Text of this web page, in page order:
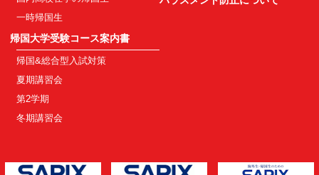
一時帰国生
帰国大学受験コース案内書
帰国&総合型入試対策
夏期講習会
第2学期
冬期講習会